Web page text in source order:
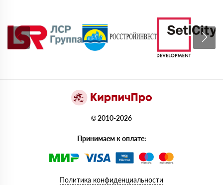
© 2010-2026
Принимаем к оплате:
Политика конфиденциальности